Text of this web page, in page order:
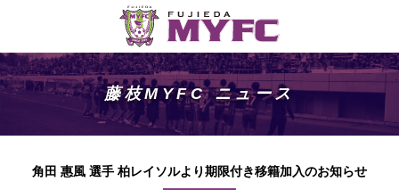
藤枝MYFC ニュース
角田 惠風 選手 柏レイソルより期限付き移籍加入のお知らせ